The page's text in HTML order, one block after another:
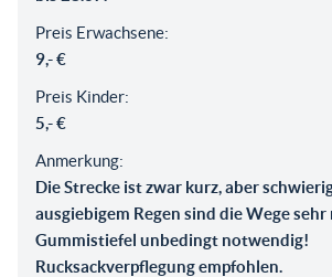
Preis Erwachsene:
9,- €
Preis Kinder:
5,- €
Anmerkung:
Die Strecke ist zwar kurz, aber
ausgiebigem Regen sind die Wege sehr
Gummistiefel unbedingt notwendig!
Rucksackverpflegung empfohlen.